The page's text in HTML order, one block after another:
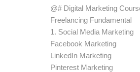
@# Digital Marketing
Freelancing Fundamental
1. Social Media Marketing
Facebook Marketing
LinkedIn Marketing
Pinterest Marketing